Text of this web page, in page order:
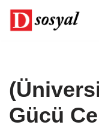
İçeriğe
Gücü